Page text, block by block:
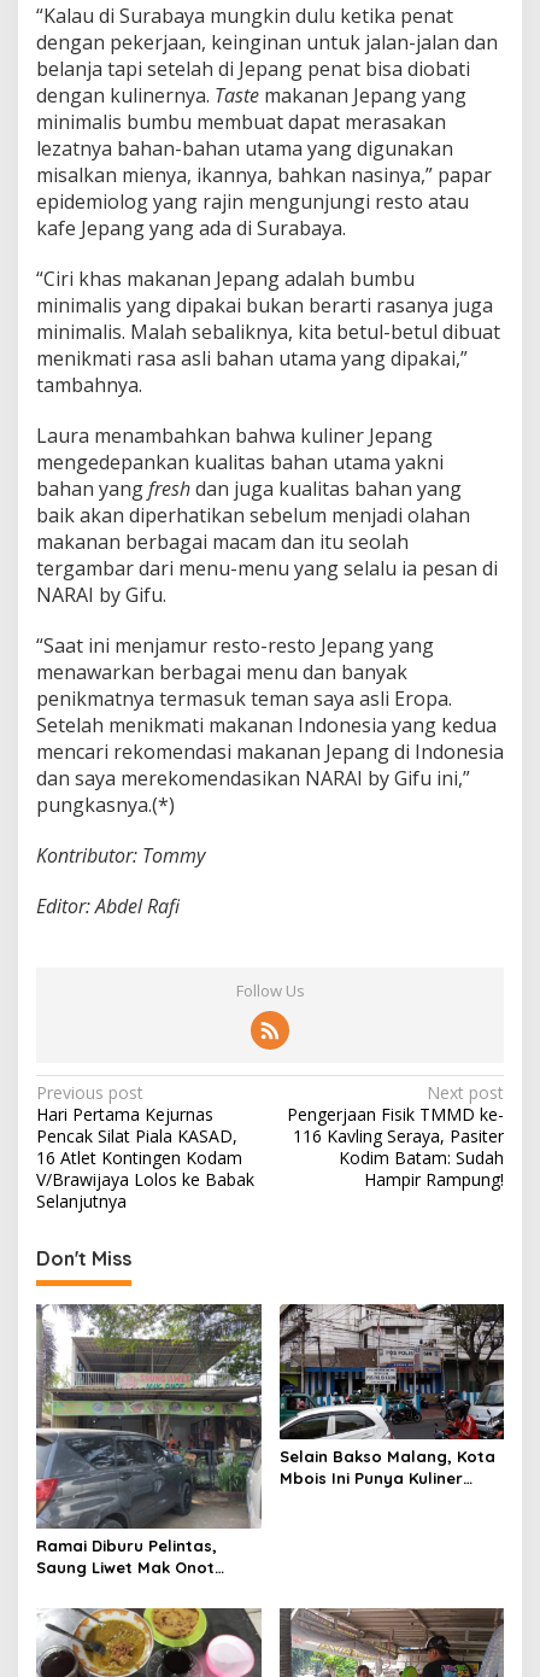
“Kalau di Surabaya mungkin dulu ketika penat
dengan pekerjaan, keinginan untuk jalan-jalan dan
belanja tapi setelah di Jepang penat bisa diobati
dengan kulinernya. Taste makanan Jepang yang
minimalis bumbu membuat dapat merasakan
lezatnya bahan-bahan utama yang digunakan
misalkan mienya, ikannya, bahkan nasinya,” papar
epidemiolog yang rajin mengunjungi resto atau
kafe Jepang yang ada di Surabaya.
“Ciri khas makanan Jepang adalah bumbu
minimalis yang dipakai bukan berarti rasanya juga
minimalis. Malah sebaliknya, kita betul-betul dibuat
menikmati rasa asli bahan utama yang dipakai,”
tambahnya.
Laura menambahkan bahwa kuliner Jepang
mengedepankan kualitas bahan utama yakni
bahan yangfreshdan juga kualitas bahan yang
baik akan diperhatikan sebelum menjadi olahan
makanan berbagai macam dan itu seolah
tergambar dari menu-menu yang selalu ia pesan di
NARAI by Gifu.
“Saat ini menjamur resto-resto Jepang yang
menawarkan berbagai menu dan banyak
penikmatnya termasuk teman saya asli Eropa.
Setelah menikmati makanan Indonesia yang kedua
mencari rekomendasi makanan Jepang di Indonesia
dan saya merekomendasikan NARAI by Gifu ini,”
pungkasnya.(*)
Kontributor: Tommy
Editor: Abdel Rafi
Follow Us
P
o
s
t
a
v
i
g
a
t
i
o
n
Previous post
Hari Pertama Kejurnas
Pencak Silat Piala KASAD,
16 Atlet Kontingen Kodam
V/Brawijaya Lolos ke Babak
Selanjutnya
Next post
Pengerjaan Fisik TMMD ke-
116 Kavling Seraya, Pasiter
Kodim Batam: Sudah
Hampir Rampung!
Don't Miss
Ramai Diburu Pelintas,
Saung Liwet Mak Onot
Rp22 Ribu
Selain Bakso Malang, Kota
Mbois Ini Punya Kuliner